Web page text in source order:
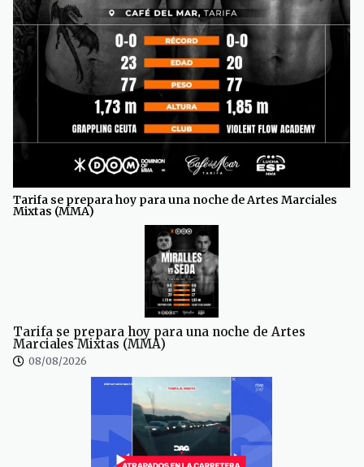
Tarifa se prepara hoy para una noche de Artes Marciales
Mixtas (MMA)
Tarifa se prepara hoy para una noche de Artes
Marciales Mixtas (MMA)
08/08/2026